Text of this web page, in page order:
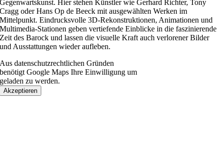
Gegenwartskunst. Hier stehen Künstler wie Gerhard Richter, Tony
Cragg oder Hans Op de Beeck mit ausgewählten Werken im
Mittelpunkt. Eindrucksvolle 3D-Rekonstruktionen, Animationen und
Multimedia-Stationen geben vertiefende Einblicke in die faszinierende
Zeit des Barock und lassen die visuelle Kraft auch verlorener Bilder
und Ausstattungen wieder aufleben.
Aus datenschutzrechtlichen Gründen
benötigt Google Maps Ihre Einwilligung um
geladen zu werden.
Akzeptieren